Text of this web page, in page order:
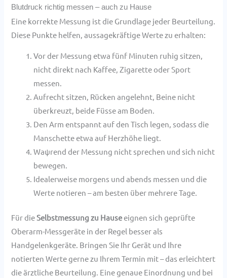
Blutdruck richtig messen – auch zu Hause
Eine korrekte Messung ist die Grundlage jeder Beurteilung.
Diese Punkte helfen, aussagekräftige Werte zu erhalten:
Vor der Messung etwa fünf Minuten ruhig sitzen,
nicht direkt nach Kaffee, Zigarette oder Sport
messen.
Aufrecht sitzen, Rücken angelehnt, Beine nicht
überkreuzt, beide Füsse am Boden.
Den Arm entspannt auf den Tisch legen, sodass die
Manschette etwa auf Herzhöhe liegt.
Waψrend der Messung nicht sprechen und sich nicht
bewegen.
Idealerweise morgens und abends messen und die
Werte notieren – am besten über mehrere Tage.
Für dieSelbstmessung zu Hauseeignen sich geprüfte
Oberarm-Messgeräte in der Regel besser als
Handgelenkgeräte. Bringen Sie Ihr Gerät und Ihre
notierten Werte gerne zu Ihrem Termin mit – das erleichtert
die ärztliche Beurteilung. Eine genaue Einordnung und bei